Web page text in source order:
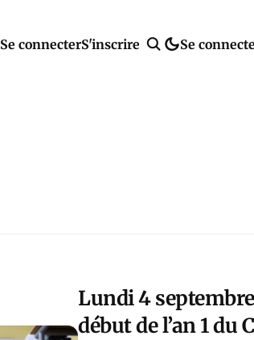
Se connecterS'inscrire Se
Lundi 4
début de l’an 1 du